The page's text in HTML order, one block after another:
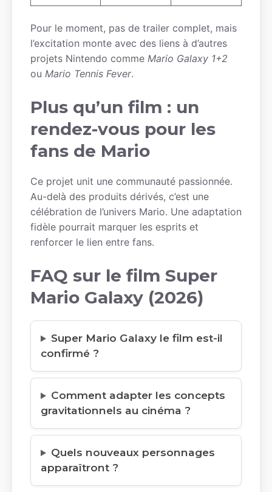
Pour le moment, pas de trailer complet, mais
l’excitation monte avec des liens à d’autres
projets Nintendo comme Mario Galaxy 1+2
ou Mario Tennis Fever.
Plus qu’un film : un
rendez-vous pour les
fans de Mario
Ce projet unit une communauté passionnée.
Au-delà des produits dérivés, c’est une
célébration de l’univers Mario. Une adaptation
fidèle pourrait marquer les esprits et
renforcer le lien entre fans.
FAQ sur le film Super
Mario Galaxy (2026)
Super Mario Galaxy le film est-il
confirmé ?
Comment adapter les concepts
gravitationnels au cinéma ?
Quels nouveaux personnages
apparaîtront ?